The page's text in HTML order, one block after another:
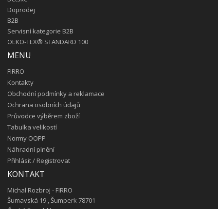
Doprodej
B2B
Servisní kategorie B2B
OEKO-TEX® STANDARD 100
MENU
FIRRO
Kontakty
Obchodní podmínky a reklamace
Ochrana osobních údajů
Průvodce výběrem zboží
Tabulka velikostí
Normy OOPP
Náhradní plnění
Přihlásit/ Registrovat
KONTAKT
Michal Rozbroj - FIRRO
Šumavská 19 , Šumperk 78701